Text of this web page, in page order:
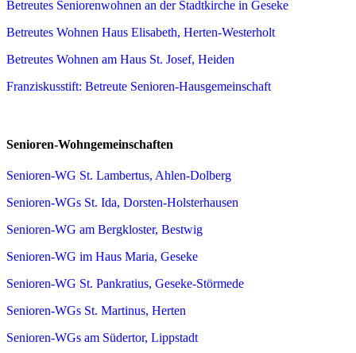
Betreutes Seniorenwohnen an der Stadtkirche in Geseke
Betreutes Wohnen Haus Elisabeth, Herten-Westerholt
Betreutes Wohnen am Haus St. Josef, Heiden
Franziskusstift: Betreute Senioren-Hausgemeinschaft
Senioren-Wohngemeinschaften
Senioren-WG St. Lambertus, Ahlen-Dolberg
Senioren-WGs St. Ida, Dorsten-Holsterhausen
Senioren-WG am Bergkloster, Bestwig
Senioren-WG im Haus Maria, Geseke
Senioren-WG St. Pankratius, Geseke-Störmede
Senioren-WGs St. Martinus, Herten
Senioren-WGs am Südertor, Lippstadt